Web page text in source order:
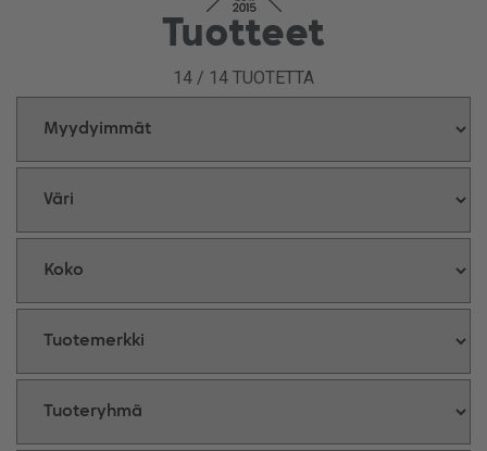
Tuotteet
14 / 14 TUOTETTA